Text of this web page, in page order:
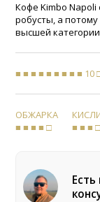
Кофе Kimbo Napoli
робусты, а
высшей
■ ■ ■ ■ ■ ■ ■ ■ ■ 10
ОБЖАРКА
■ ■ ■ ■ □
■ ■ ■